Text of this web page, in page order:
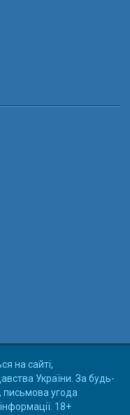
на сайті,
України. За будь-
письмова угода
18+